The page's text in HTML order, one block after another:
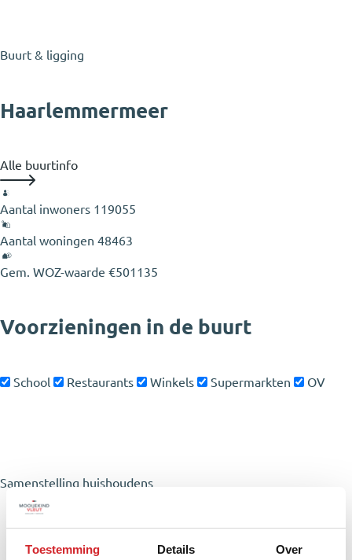
Toestemming Details Over
Buurt & ligging
Haarlemmermeer
Alle buurtinfo
Aantal inwoners 119055
Aantal woningen 48463
Gem. WOZ-waarde €501135
Voorzieningen in de buurt
School Restaurants Winkels Supermarkten OV
Leaflet|©
Samenstelling huishoudens